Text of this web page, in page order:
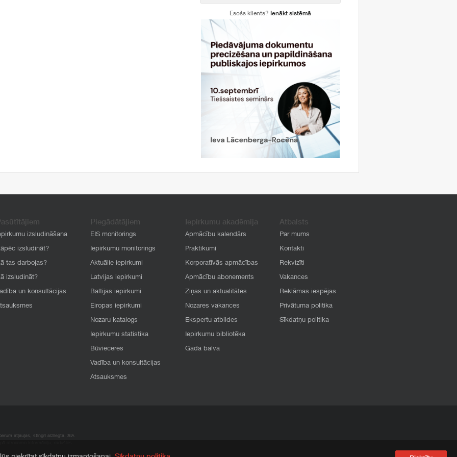
Esošs klients? Ienākt sistēmā
izsludināšana
izsludināt?
tas darbojas?
izsludināt?
un konsultācijas
Piegādātājiem
EIS monitorings
Iepirkumu monitorings
Aktuālie iepirkumi
Latvijas iepirkumi
Baltijas iepirkumi
Eiropas iepirkumi
Nozaru katalogs
Iepirkumu statistika
Būvieceres
Vadība un konsultācijas
Atsauksmes
Iepirkumu akadēmija
Apmācību kalendārs
Praktikumi
Korporatīvās apmācības
Apmācību abonements
Ziņas un aktualitātes
Nozares vakances
Ekspertu atbildes
Iepirkumu bibliotēka
Gada balva
Atbalsts
Par mums
Kontakti
Rekvizīti
Vakances
Reklāmas iespējas
Privātuma politika
Sīkdatņu politika
atļaujas, stingri aizliegta. SIA